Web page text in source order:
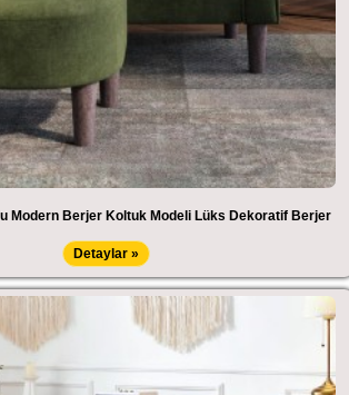
Modern Berjer Koltuk Modeli Lüks Dekoratif Berjer
Detaylar »